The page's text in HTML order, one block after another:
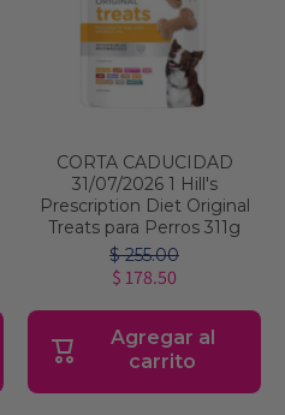
CORTA CADUCIDAD
31/07/2026 1 Hill's
Prescription Diet Original
Treats para Perros 311g
$ 255.00
$ 178.50
Agregar al
carrito